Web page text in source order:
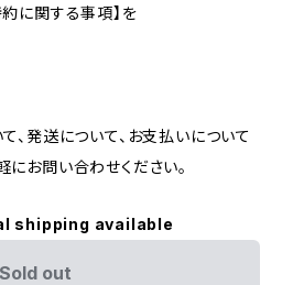
に関する事項】を
、発送について、お支払いについて
お問い合わせください。
shipping available
Sold out